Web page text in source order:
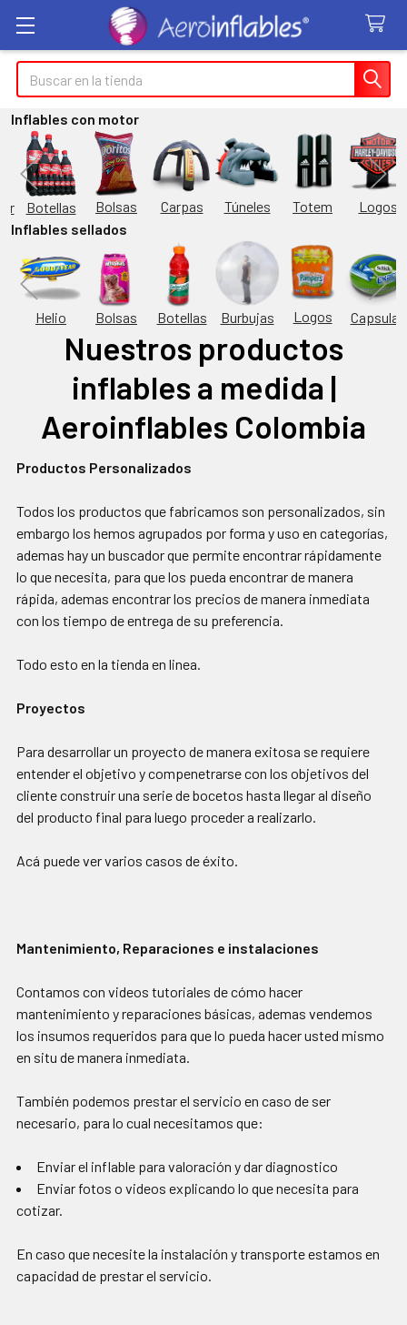
Buscar
Inflables con motor
Botellas Bolsas Carpas Túneles Totem
Logos
Inflables sellados
Helio Bolsas Botellas Burbujas Logos Capsulas
Nuestros productos
inflables a medida |
Aeroinflables Colombia
Productos Personalizados
Todos los productos que fabricamos son personalizados, sin
embargo los hemos agrupados por forma y uso en categorías,
ademas hay un buscador que permite encontrar rápidamente
lo que necesita, para que los pueda encontrar de manera
rápida, ademas encontrar los precios de manera inmediata
con los tiempo de entrega de su preferencia.
Todo esto en la tienda en linea.
Proyectos
Para desarrollar un proyecto de manera exitosa se requiere
entender el objetivo y compenetrarse con los objetivos del
cliente construir una serie de bocetos hasta llegar al diseño
del producto final para luego proceder a realizarlo.
Acá puede ver varios casos de éxito.
Mantenimiento, Reparaciones e instalaciones
Contamos con videos tutoriales de cómo hacer
mantenimiento y reparaciones básicas, ademas vendemos
los insumos requeridos para que lo pueda hacer usted mismo
en situ de manera inmediata.
También podemos prestar el servicio en caso de ser
necesario, para lo cual necesitamos que:
Enviar el inflable para valoración y dar diagnostico
Enviar fotos o videos explicando lo que necesita para
cotizar.
En caso que necesite la instalación y transporte estamos en
capacidad de prestar el servicio.